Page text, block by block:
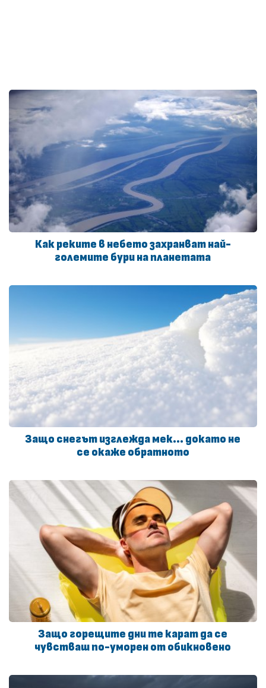
Как реките в небето захранват най-
големите бури на планетата
Защо снегът изглежда мек… докато не
се окаже обратното
Защо горещите дни те карат да се
чувстваш по-уморен от обикновено